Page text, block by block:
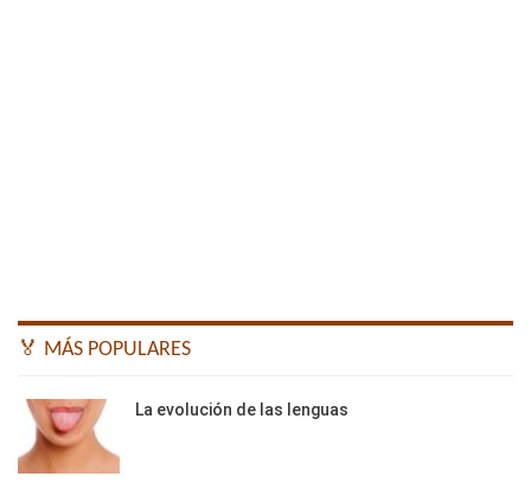
🏅 MÁS POPULARES
La evolución de las lenguas